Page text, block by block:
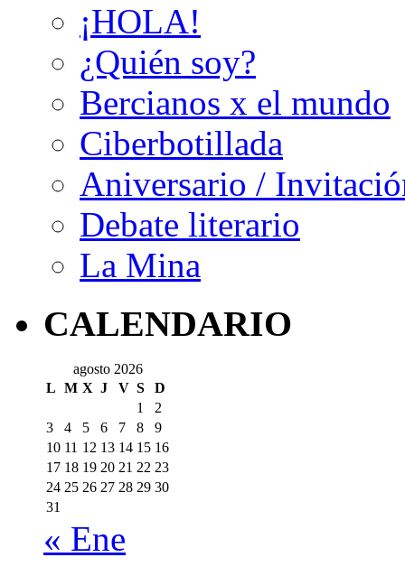
¡HOLA!
¿Quién soy?
Bercianos x el mundo
Ciberbotillada
Aniversario /
Debate literario
La Mina
CALENDARIO
agosto 2026
L M X J V S
D
1
2
3
4 5 6 7 8
9
10 11 12 13 14 15 16
17 18 19 20 21 22 23
24 25 26 27 28 29 30
31
« Ene